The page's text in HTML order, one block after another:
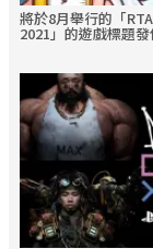
將於8月舉行的「
2021」的遊戲標題發